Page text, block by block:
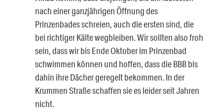
nach einer ganzjährigen Öffnung des
Prinzenbades schreien, auch die ersten sind, die
bei richtiger Kälte wegbleiben. Wir sollten also froh
sein, dass wir bis Ende Oktober im Prinzenbad
schwimmen können und hoffen, dass die BBB bis
dahin ihre Dächer geregelt bekommen. In der
Krummen Straße schaffen sie es leider seit Jahren
nicht.